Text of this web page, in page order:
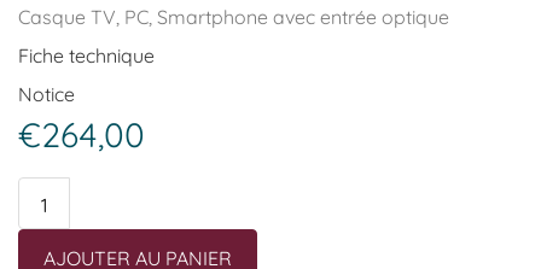
Casque TV, PC, Smartphone avec entrée optique
Fiche technique
Notice
€264,00
quantité
CASQUE
AJOUTER AU PANIER